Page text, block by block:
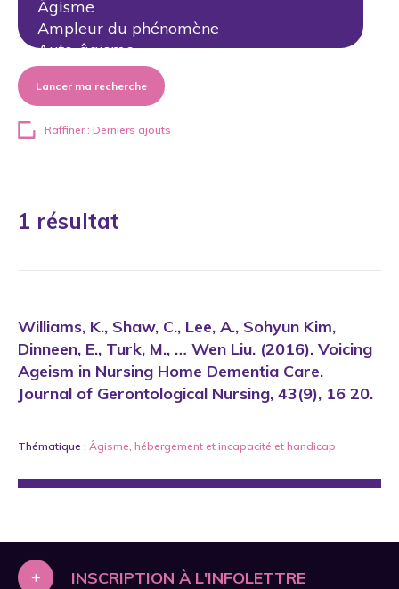
Lancer ma recherche
Raffiner : Derniers ajouts
1 résultat
Williams, K., Shaw, C., Lee, A., Sohyun Kim,
Dinneen, E., Turk, M., … Wen Liu. (2016). Voicing
Ageism in Nursing Home Dementia Care.
Journal of Gerontological Nursing, 43(9), 16 20.
Thématique : Âgisme, hébergement et incapacité et handicap
+ INSCRIPTION À L'INFOLETTRE